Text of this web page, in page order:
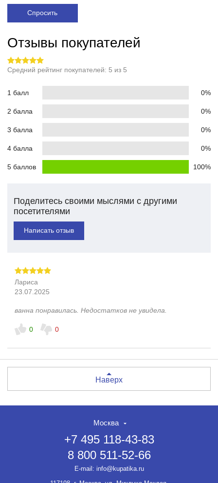
Спросить
Отзывы покупателей
Средний рейтинг покупателей: 5 из 5
1 балл 0%
2 балла 0%
3 балла 0%
4 балла 0%
5 баллов 100%
Поделитесь своими мыслями с другими
посетителями
Написать отзыв
Лариса
23.07.2025
ванна понравилась. Недостатков не увидела.
0 0
Наверх
Москва
+7 495 118-43-83
8 800 511-52-66
E-mail: info@kupatika.ru